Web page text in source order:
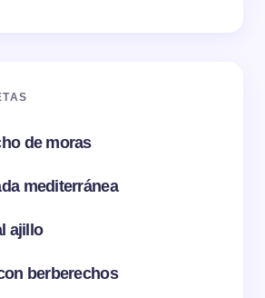
de moras
mediterránea
ajillo
berberechos